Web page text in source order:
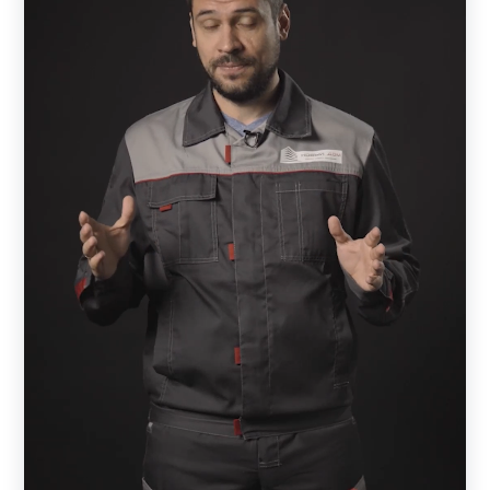
и не способствует его распространению, поэтому
его уничтожение таким способом практически
исключено. Кроме того, конструкция способна в
некоторой степени задержать распространение
открытого пламени, защитив тем самым
территорию участка.
Практичность при использовании. Варианты
металлических конструкций для сада не требуют
особого ухода в процессе эксплуатации.
Единственные мероприятия, которые могут
потребоваться, это очистка панелей для
обновления и придания свежести поверхности
Обеспечение высокого уровня безопасности.
Благодаря прочности материала, исключается